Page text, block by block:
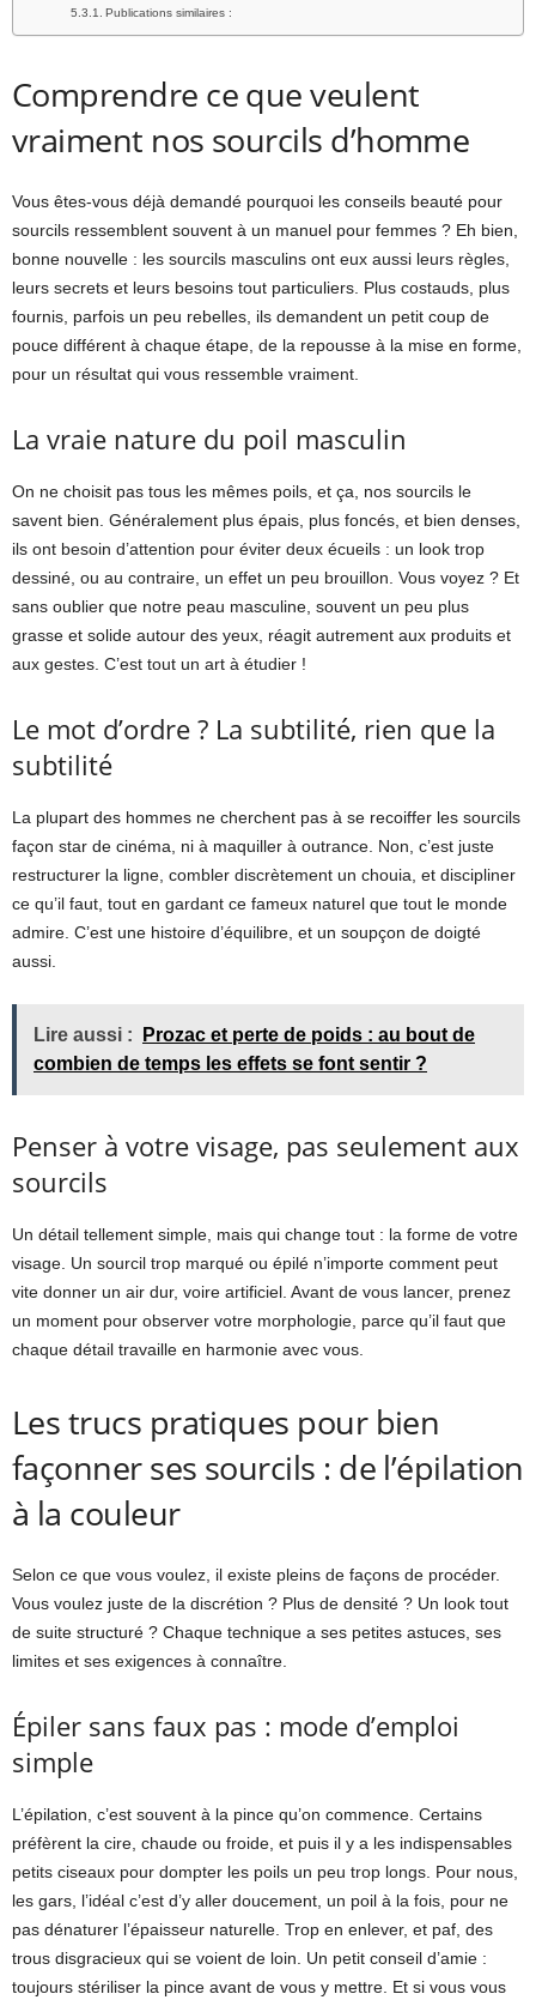
Publications similaires :
Comprendre ce que veulent
vraiment nos sourcils d’homme
Vous êtes-vous déjà demandé pourquoi les conseils beauté pour
sourcils ressemblent souvent à un manuel pour femmes ? Eh bien,
bonne nouvelle : les sourcils masculins ont eux aussi leurs règles,
leurs secrets et leurs besoins tout particuliers. Plus costauds, plus
fournis, parfois un peu rebelles, ils demandent un petit coup de
pouce différent à chaque étape, de la repousse à la mise en forme,
pour un résultat qui vous ressemble vraiment.
La vraie nature du poil masculin
On ne choisit pas tous les mêmes poils, et ça, nos sourcils le
savent bien. Généralement plus épais, plus foncés, et bien denses,
ils ont besoin d’attention pour éviter deux écueils : un look trop
dessiné, ou au contraire, un effet un peu brouillon. Vous voyez ? Et
sans oublier que notre peau masculine, souvent un peu plus
grasse et solide autour des yeux, réagit autrement aux produits et
aux gestes. C’est tout un art à étudier !
Le mot d’ordre ? La subtilité, rien que la
subtilité
La plupart des hommes ne cherchent pas à se recoiffer les sourcils
façon star de cinéma, ni à maquiller à outrance. Non, c’est juste
restructurer la ligne, combler discrètement un chouia, et discipliner
ce qu’il faut, tout en gardant ce fameux naturel que tout le monde
admire. C’est une histoire d’équilibre, et un soupçon de doigté
aussi.
Lire aussi :
Prozac et perte de poids : au bout de
combien de temps les effets se font sentir ?
Penser à votre visage, pas seulement aux
sourcils
Un détail tellement simple, mais qui change tout : la forme de votre
visage. Un sourcil trop marqué ou épilé n’importe comment peut
vite donner un air dur, voire artificiel. Avant de vous lancer, prenez
un moment pour observer votre morphologie, parce qu’il faut que
chaque détail travaille en harmonie avec vous.
Les trucs pratiques pour bien
façonner ses sourcils : de l’épilation
à la couleur
Selon ce que vous voulez, il existe pleins de façons de procéder.
Vous voulez juste de la discrétion ? Plus de densité ? Un look tout
de suite structuré ? Chaque technique a ses petites astuces, ses
limites et ses exigences à connaître.
Épiler sans faux pas : mode d’emploi
simple
L’épilation, c’est souvent à la pince qu’on commence. Certains
préfèrent la cire, chaude ou froide, et puis il y a les indispensables
petits ciseaux pour dompter les poils un peu trop longs. Pour nous,
les gars, l’idéal c’est d’y aller doucement, un poil à la fois, pour ne
pas dénaturer l’épaisseur naturelle. Trop en enlever, et paf, des
trous disgracieux qui se voient de loin. Un petit conseil d’amie :
toujours stériliser la pince avant de vous y mettre. Et si vous vous